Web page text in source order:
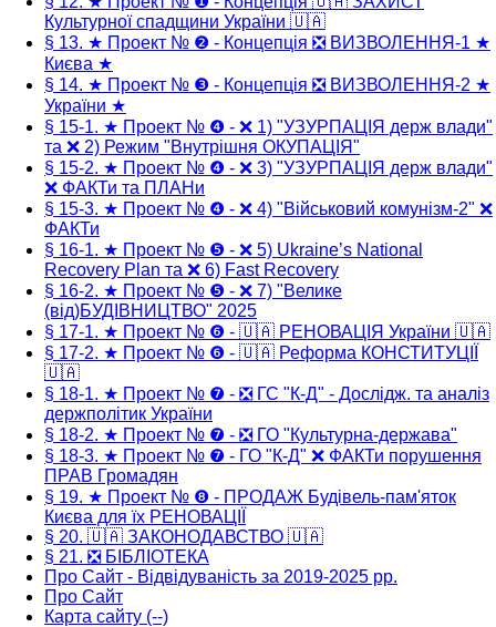
Культурної спадщини України 🇺🇦
§ 13. ★ Проект № ❷ - Концепція ❎ ВИЗВОЛЕННЯ-1 ★
Києва ★
§ 14. ★ Проект № ❸ - Концепція ❎ ВИЗВОЛЕННЯ-2 ★
України ★
§ 15-1. ★ Проект № ❹ - ❌ 1) "УЗУРПАЦІЯ держ влади"
та ❌ 2) Режим "Внутрішня ОКУПАЦІЯ"
§ 15-2. ★ Проект № ❹ - ❌ 3) "УЗУРПАЦІЯ держ влади"
❌ ФАКТи та ПЛАНи
§ 15-3. ★ Проект № ❹ - ❌ 4) "Військовий комунізм-2" ❌
ФАКТи
§ 16-1. ★ Проект № ❺ - ❌ 5) Ukraine’s National
Recovery Plan та ❌ 6) Fast Recovery
§ 16-2. ★ Проект № ❺ - ❌ 7) "Велике
(від)БУДІВНИЦТВО" 2025
§ 17-1. ★ Проект № ❻ - 🇺🇦 РЕНОВАЦІЯ України 🇺🇦
§ 17-2. ★ Проект № ❻ - 🇺🇦 Реформа КОНСТИТУЦІЇ
🇺🇦
§ 18-1. ★ Проект № ❼ - ❎ ГС "К-Д" - Дослідж. та аналіз
держполітик України
§ 18-2. ★ Проект № ❼ - ❎ ГО "Культурна-держава"
§ 18-3. ★ Проект № ❼ - ГО "К-Д" ❌ ФАКТи порушення
ПРАВ Громадян
§ 19. ★ Проект № ❽ - ПРОДАЖ Будівель-пам'яток
Києва для їх РЕНОВАЦІЇ
§ 20. 🇺🇦 ЗАКОНОДАВСТВО 🇺🇦
§ 21. ❎ БІБЛІОТЕКА
Про Сайт - Відвідуваність за 2019-2025 рр.
Про Сайт
Карта сайту (--)